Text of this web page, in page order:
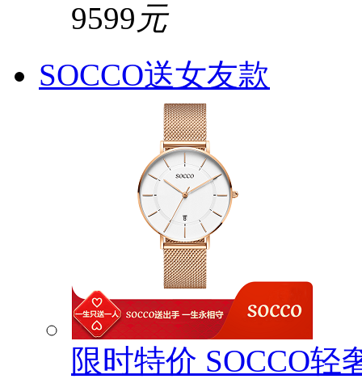
9599 元
SOCCO送女友款
限时特价 SOCCO